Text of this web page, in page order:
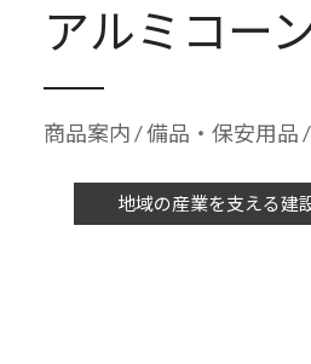
アルミコー
商品案内/備品・保安用品
地域の産業を支える建